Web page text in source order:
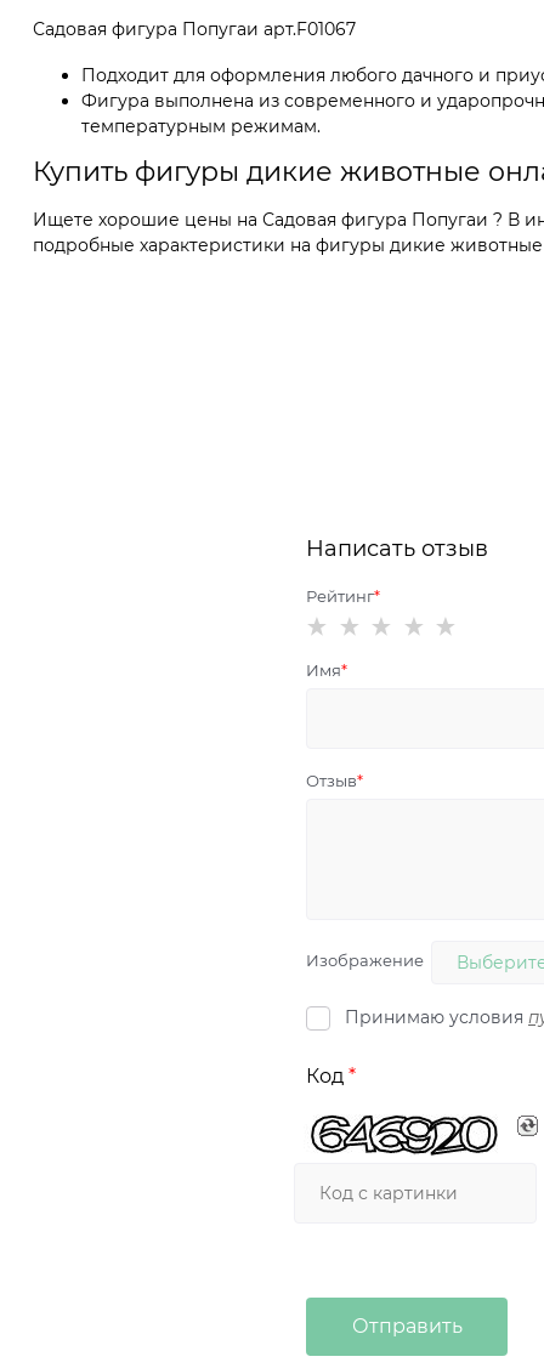
Садовая фигура Попугаи арт.F01067
Подходит для оформления любого дачного и
Фигура выполнена из современного и
температурным режимам.
Купить фигуры дикие животные
Ищете хорошие цены на Садовая фигура Попугаи ? В
подробные характеристики на фигуры дикие
Написать отзыв
Рейтинг
Имя
Отзыв
Изображение
Принимаю условия
Код